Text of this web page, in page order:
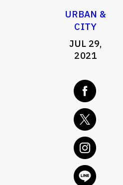
URBAN &
CITY
JUL 29,
2021